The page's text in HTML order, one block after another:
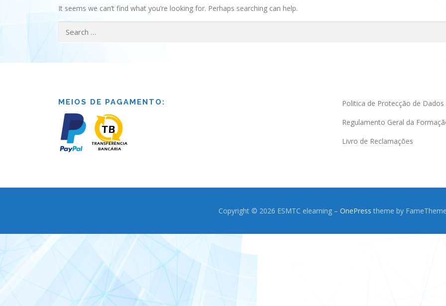
It seems we can’t find what you’re looking for. Perhaps searching can help.
for:
MEIOS DE PAGAMENTO:
Politica de Protecção de Dados
Regulamento Geral da
Livro de Reclamações
Copyright © 2026 ESMTC elearning – OnePress theme by